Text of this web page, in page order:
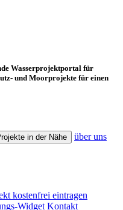
Wasserprojektportal für
und Moorprojekte für einen
in der Nähe
über uns
kostenfrei eintragen
Widget Kontakt